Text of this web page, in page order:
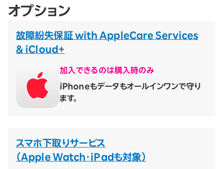
オプション
故障紛失保証 with AppleCare Services
& iCloud+
加入できるのは購入時のみ
iPhoneもデータもオールインワンで守り
ます。
スマホ下取りサービス
（Apple Watch・iPadも対象）